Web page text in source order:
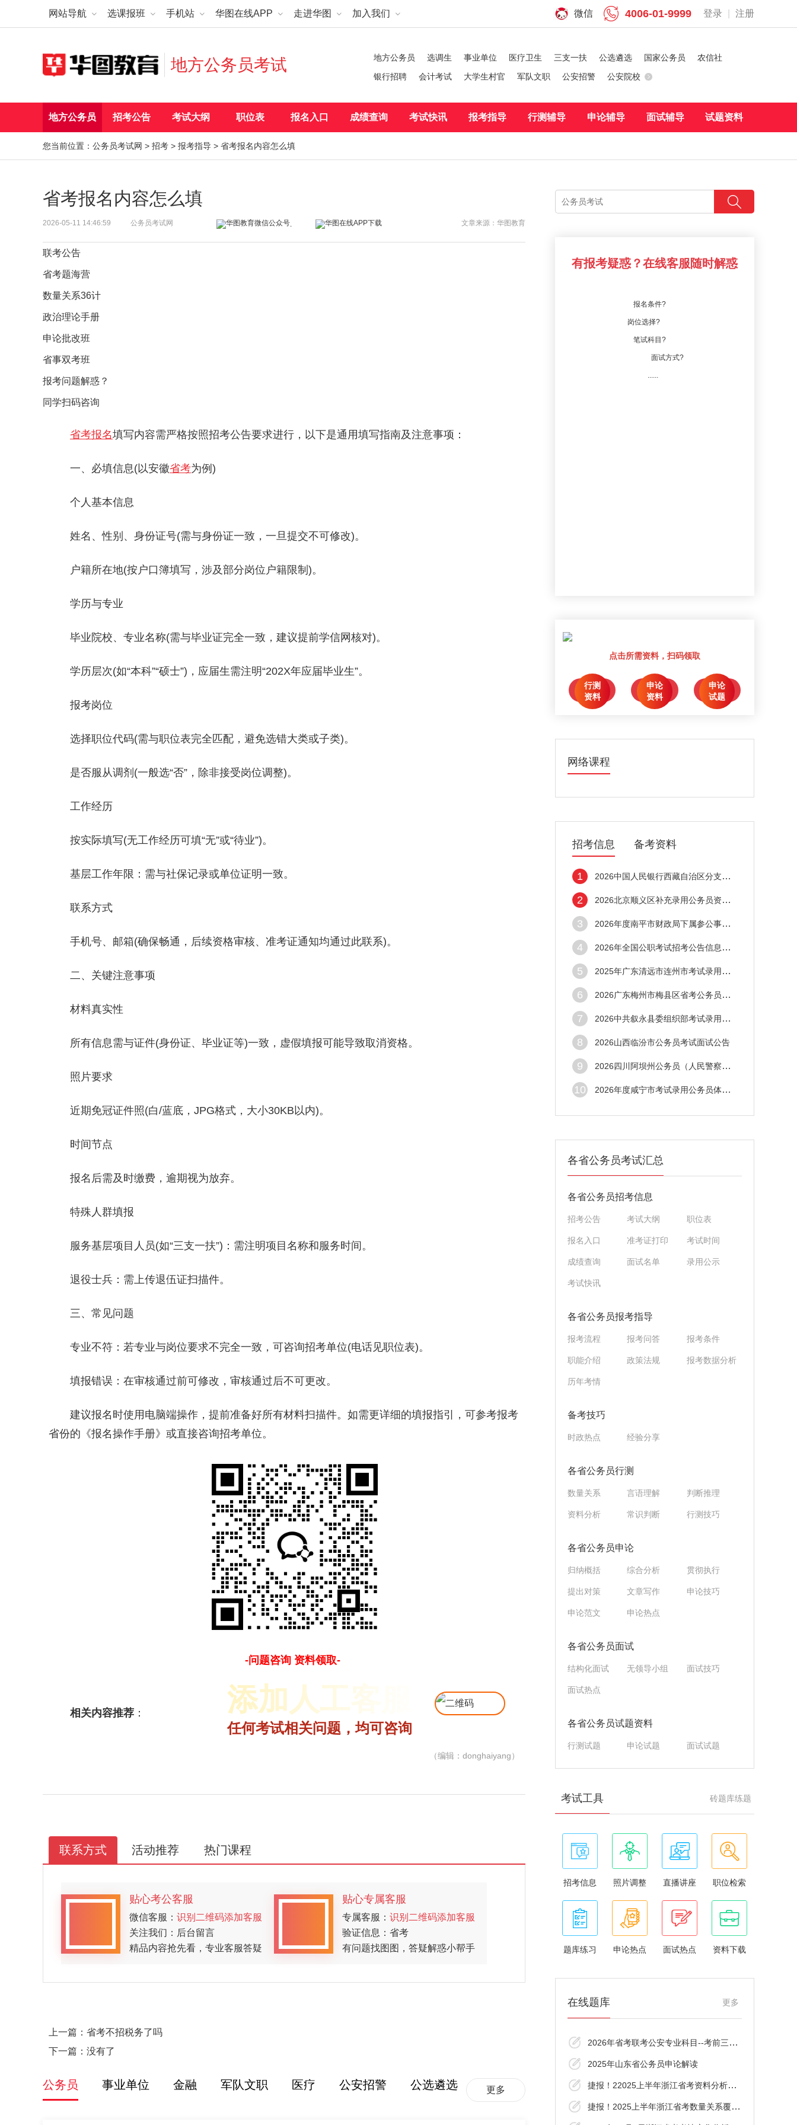
网站导航 选课报班 手机站 华图在线APP 走进华图 加入我们 登录 注册
4006-01-9999
微信
地方公务员考试 地方公务员 选调生 事业单位 医疗卫生 三支一扶 公选遴选 国家公务员
农信社
银行招聘
会计考试 大学生村官 军队文职 公安招警 公安院校
地方公务员 招考公告 考试大纲 职位表 报名入口 成绩查询 考试快讯 报考指导 行测辅导 申论辅导 面试辅导 试题资料
您当前位置： 公务员考试网 > 招考 > 报考指导 > 省考报名内容怎么填
省考报名内容怎么填
2026-05-11 14:46:59 公务员考试网 文章来源：华图教育
联考公告
省考题海营
数量关系36计
政治理论手册
申论批改班
省事双考班
报考问题解惑？
同学扫码咨询
省考报名填写内容需严格按照招考公告要求进行，以下是通用填写指南及注意事项：
‌一、必填信息(以安徽省考为例)‌
‌个人基本信息‌
姓名、性别、身份证号(需与身份证一致，一旦提交不可修改)。
户籍所在地(按户口簿填写，涉及部分岗位户籍限制)。
‌学历与专业‌
毕业院校、专业名称(需与毕业证完全一致，建议提前学信网核对)。
学历层次(如“本科”“硕士”)，应届生需注明“202X年应届毕业生”。
‌报考岗位‌
选择职位代码(需与职位表完全匹配，避免选错大类或子类)。
是否服从调剂(一般选“否”，除非接受岗位调整)。
‌工作经历‌
按实际填写(无工作经历可填“无”或“待业”)。
基层工作年限：需与社保记录或单位证明一致。
‌联系方式‌
手机号、邮箱(确保畅通，后续资格审核、准考证通知均通过此联系)。
‌二、关键注意事项‌
‌材料真实性‌
所有信息需与证件(身份证、毕业证等)一致，虚假填报可能导致取消资格。
‌照片要求‌
近期免冠证件照(白/蓝底，JPG格式，大小30KB以内)。
‌时间节点‌
报名后需及时缴费，逾期视为放弃。
‌特殊人群填报‌
服务基层项目人员(如“三支一扶”)：需注明项目名称和服务时间。
退役士兵：需上传退伍证扫描件。
‌三、常见问题‌
‌专业不符‌：若专业与岗位要求不完全一致，可咨询招考单位(电话见职位表)。
‌填报错误‌：在审核通过前可修改，审核通过后不可更改。
建议报名时使用电脑端操作，提前准备好所有材料扫描件。如需更详细的填报指引，可参考报考
省份的《报名操作手册》或直接咨询招考单位。
-问题咨询 资料领取-
添加人工客服
任何考试相关问题，均可咨询
相关内容推荐 ：
（编辑：donghaiyang）
联系方式 活动推荐 热门课程
贴心考公客服
微信客服： 识别二维码添加客服
关注我们：后台留言
精品内容抢先看，专业客服答疑
贴心专属客服
专属客服： 识别二维码添加客服
验证信息：省考
有问题找图图，答疑解惑小帮手
上一篇： 省考不招税务了吗
下一篇：没有了
公务员 事业单位 金融 军队文职 医疗 公安招警 公选遴选 更多
有报考疑惑？在线客服随时解惑
报名条件?
岗位选择?
笔试科目?
面试方式?
......
点击所需资料，扫码领取
行测
资料
点击领取
申论
资料
点击领取
申论
试题
点击领取
网络课程
招考信息 备考资料
1 2026中国人民银行西藏自治区分支机构拟录用
2 2026北京顺义区补充录用公务员资格审查公告
3 2026年度南平市财政局下属参公事业单位拟录
4 2026年全国公职考试招考公告信息汇总（5月1
5 2025年广东清远市连州市考试录用公务员拟录
6 2026广东梅州市梅县区省考公务员拟录用人选
7 2026中共叙永县委组织部考试录用公务员和定
8 2026山西临汾市公务员考试面试公告
9 2026四川阿坝州公务员（人民警察）拟录用公
10 2026年度咸宁市考试录用公务员体检考察公告
各省公务员考试汇总
各省公务员招考信息
招考公告 考试大纲 职位表
报名入口 准考证打印 考试时间
成绩查询 面试名单 录用公示
考试快讯
各省公务员报考指导
报考流程 报考问答 报考条件
职能介绍 政策法规 报考数据分析
历年考情
备考技巧
时政热点 经验分享
各省公务员行测
数量关系 言语理解 判断推理
资料分析 常识判断 行测技巧
各省公务员申论
归纳概括 综合分析 贯彻执行
提出对策 文章写作 申论技巧
申论范文 申论热点
各省公务员面试
结构化面试 无领导小组 面试技巧
面试热点
各省公务员试题资料
行测试题 申论试题 面试试题
砖题库练题
考试工具
招考信息 照片调整 直播讲座 职位检索
题库练习 申论热点 面试热点 资料下载
更多
在线题库
2026年省考联考公安专业科目--考前三十分资
2025年山东省公务员申论解读
捷报！22025上半年浙江省考资料分析覆盖了
捷报！2025上半年浙江省考数量关系覆盖了！